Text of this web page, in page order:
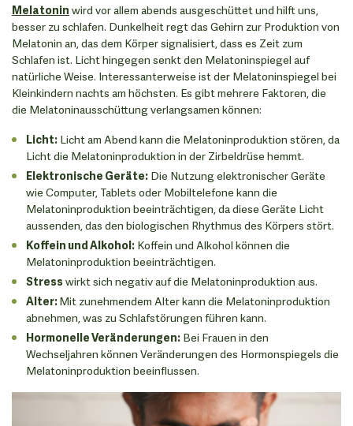
Melatonin wird vor allem abends ausgeschüttet und hilft uns,
besser zu schlafen. Dunkelheit regt das Gehirn zur Produktion von
Melatonin an, das dem Körper signalisiert, dass es Zeit zum
Schlafen ist. Licht hingegen senkt den Melatoninspiegel auf
natürliche Weise. Interessanterweise ist der Melatoninspiegel bei
Kleinkindern nachts am höchsten. Es gibt mehrere Faktoren, die
die Melatoninausschüttung verlangsamen können:
Licht: Licht am Abend kann die Melatoninproduktion stören, da
Licht die Melatoninproduktion in der Zirbeldrüse hemmt.
Elektronische Geräte: Die Nutzung elektronischer Geräte
wie Computer, Tablets oder Mobiltelefone kann die
Melatoninproduktion beeinträchtigen, da diese Geräte Licht
aussenden, das den biologischen Rhythmus des Körpers stört.
Koffein und Alkohol: Koffein und Alkohol können die
Melatoninproduktion beeinträchtigen.
Stresswirkt sich negativ auf die Melatoninproduktion aus.
Alter:Mit zunehmendem Alter kann die Melatoninproduktion
abnehmen, was zu Schlafstörungen führen kann.
Hormonelle Veränderungen: Bei Frauen in den
Wechseljahren können Veränderungen des Hormonspiegels die
Melatoninproduktion beeinflussen.